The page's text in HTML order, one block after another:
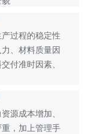
过程的稳定性
、材料质量因
付准时因素、
源成本增加、
，加上管理手